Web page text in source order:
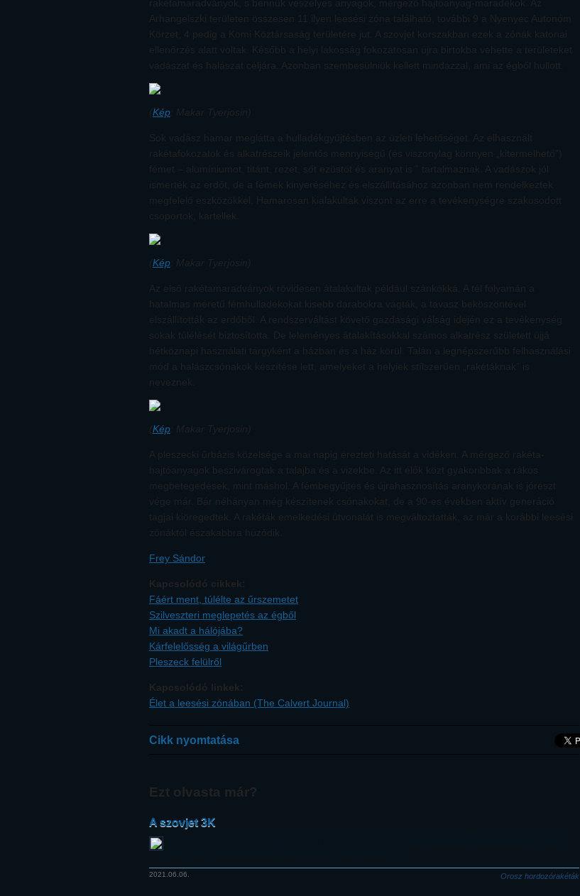
rakétamaradványok, s bennük veszélyes anyagok, mérgező hajtóanyag-maradékok. Az
Arhangelszki területen összesen 11 ilyen leesési zóna található, további 9 a Nyenyec Autonóm
Körzet, 4 pedig a Komi Köztársaság területére jut. A szovjet korszakban ezek a zónák katonai
ellenőrzés alatt voltak. Később a helyi lakosság fokozatosan újra birtokba vehette a területeket
vadászat és halászat céljára. Azonban szembesülniük kellett mindazzal, ami az égből hullott.
(Kép: Makar Tyerjosin)
Sok vadász hamar meglátta a hulladékgyűjtésben az üzleti lehetőséget. Az elhasznált
rakétafokozatok és alkatrészeik jelentős mennyiségű (és viszonylag könnyen „kitermelhető”)
fémet – alumíniumot, titánt, rezet, sőt ezüstöt és aranyat is ” tartalmaznak. A vadászok jól
ismerték az erdőt, de a fémek kinyeréséhez és elszállításához azonban nem rendelkeztek
megfelelő eszközökkel. Hamarosan kialakultak viszont az erre a tevékenységre szakosodott
csoportok, kartellek.
(Kép: Makar Tyerjosin)
Az első rakétamaradványok rövidesen átalakultak például szánkókká. A tél folyamán a
hatalmas méretű fémhulladékokat kisebb darabokra vágták, a tavasz beköszöntével
elszállították az erdőből. A rendszerváltást követő gazdasági válság idején ez a tevékenység
sokak túlélését biztosította. De leleményes átalakításokkal számos alkatrész született újjá
hétköznapi használati tárgyként a házban és a ház körül. Talán a legnépszerűbb felhasználási
mód a halászcsónakok készítése lett, amelyeket a helyiek stílszerűen „rakétáknak” is
neveznek.
(Kép: Makar Tyerjosin)
A pleszecki űrbázis közelsége a mai napig érezteti hatását a vidéken. A mérgező rakéta-
hajtóanyagok beszivárogtak a talajba és a vizekbe. Az itt élők közt gyakoribbak a rákos
megbetegedések, mint máshol. A fémbegyűjtés és újrahasznosítás aranykorának is jórészt
vége már. Bár néhányan még készítenek csónakokat, de a 90-es években aktív generáció
tagjai kiöregedtek. A rakéták emelkedési útvonalát is megváltoztatták, az már a korábbi leesési
zónáktól északabbra húzódik.
Frey Sándor
Kapcsolódó cikkek:
Fáért ment, túlélte az űrszemetet
Szilveszteri meglepetés az égből
Mi akadt a hálójába?
Kárfelelősség a világűrben
Pleszeck felülről
Kapcsolódó linkek:
Élet a leesési zónában (The Calvert Journal)
Cikk nyomtatása
Ezt olvasta már?
A szovjet 3K
2021.06.06. Orosz hordozórakéták